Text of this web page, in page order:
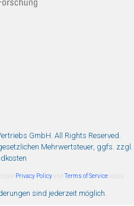
GmbH. All Rights Reserved.
Mehrwertsteuer, ggfs. zzgl.
Privacy PolicyandTerms of Serviceapply.
sind jederzeit möglich.